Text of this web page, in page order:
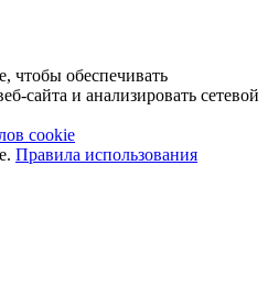
чтобы обеспечивать
сайта и анализировать сетевой
cookie
Правила использования